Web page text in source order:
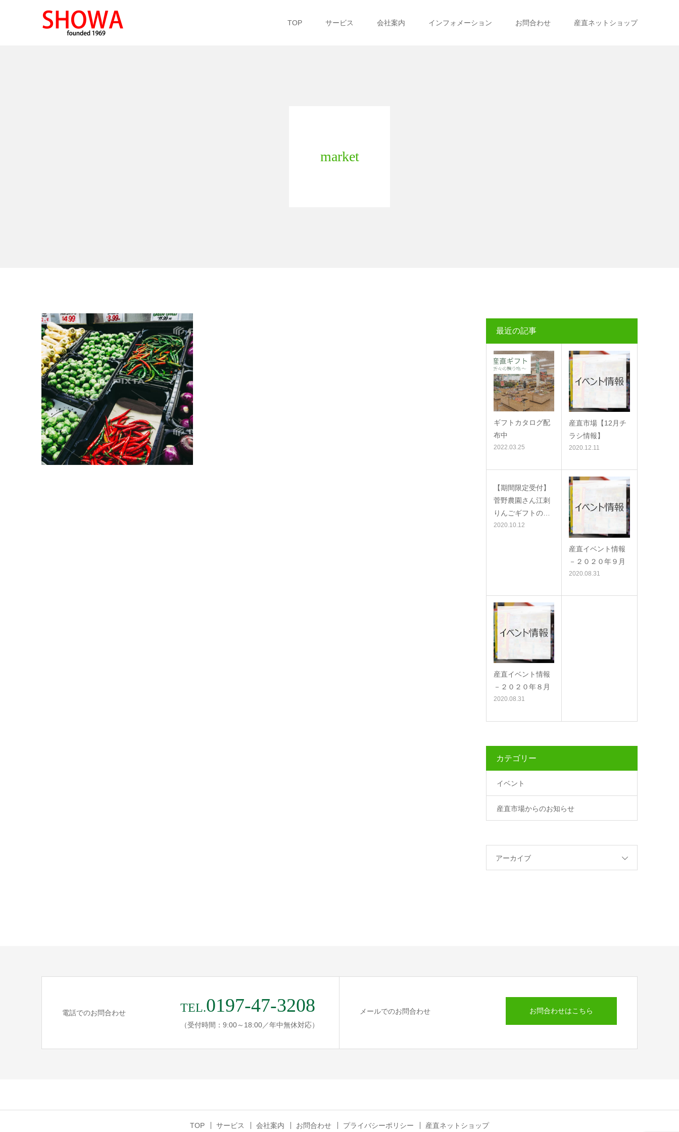
TOP サービス 会社案内 インフォメーション お問合わせ 産直ネットショップ
market
最近の記事
ギフトカタログ配
布中
2022.03.25
産直市場【12月チ
ラシ情報】
2020.12.11
【期間限定受付】
菅野農園さん江刺
りんごギフトの…
2020.10.12
産直イベント情報
－２０２０年９月
2020.08.31
産直イベント情報
－２０２０年８月
2020.08.31
カテゴリー
イベント
産直市場からのお知らせ
アーカイブ
電話でのお問合わせ TEL.0197-47-3208
（受付時間：9:00～18:00／年中無休対応）
メールでのお問合わせ お問合わせはこちら
TOP サービス 会社案内 お問合わせ プライバシーポリシー 産直ネットショップ